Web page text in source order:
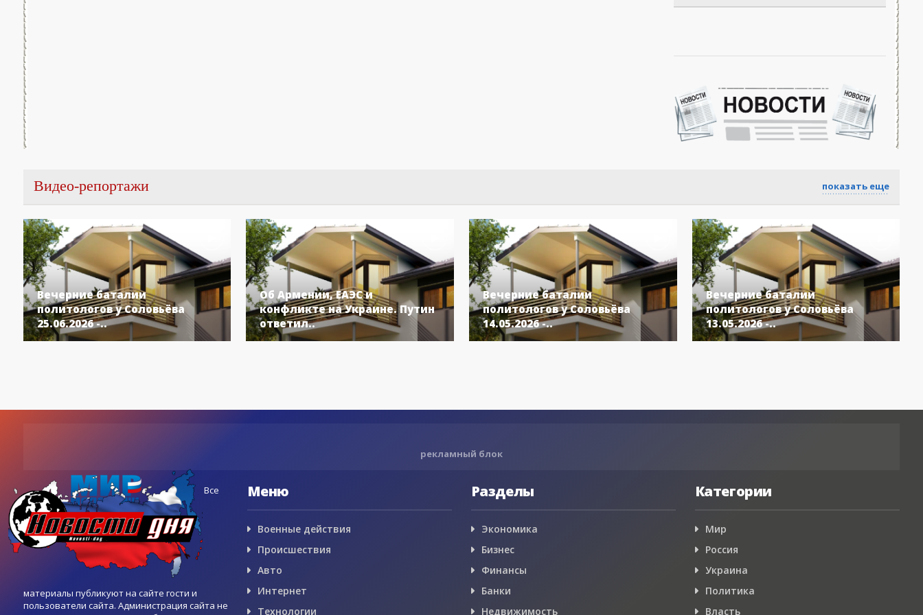
Видео-репортажи показать еще
Вечерние баталии
политологов у Соловьёва
25.06.2026 -..
Об Армении, ЕАЭС и
конфликте на Украине. Путин
ответил..
Вечерние баталии
политологов у Соловьёва
14.05.2026 -..
Вечерние баталии
политологов у Соловьёва
13.05.2026 -..
рекламный блок
Все
материалы публикуют на сайте гости и
пользователи сайта. Администрация сайта не
Меню
Военные действия
Происшествия
Авто
Интернет
Технологии
Разделы
Экономика
Бизнес
Финансы
Банки
Недвижимость
Категории
Мир
Россия
Украина
Политика
Власть